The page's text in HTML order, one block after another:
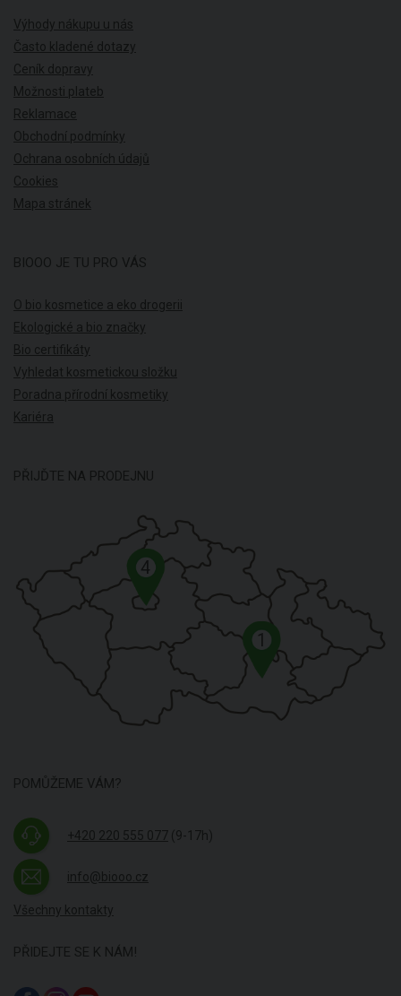
Výhody nákupu u nás
Často kladené dotazy
Ceník dopravy
Možnosti plateb
Reklamace
Obchodní podmínky
Ochrana osobních údajů
Cookies
Mapa stránek
BIOOO JE TU PRO VÁS
O bio kosmetice a eko drogerii
Ekologické a bio značky
Bio certifikáty
Vyhledat kosmetickou složku
Poradna přírodní kosmetiky
Kariéra
PŘIJĎTE NA PRODEJNU
1
4
POMŮŽEME VÁM?
+420 220 555 077 (9-17h)
info@biooo.cz
Všechny kontakty
PŘIDEJTE SE K NÁM!